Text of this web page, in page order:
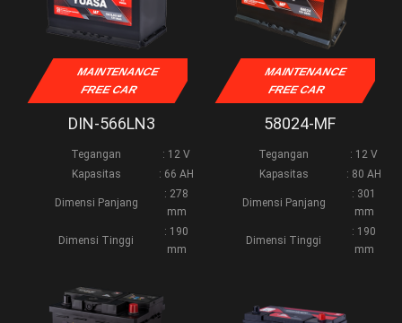
MAINTENANCE
FREE CAR
DIN-566LN3
Tegangan
: 12 V
Kapasitas
: 66 AH
Dimensi Panjang
: 278
mm
Dimensi Tinggi
: 190
mm
MAINTENANCE
FREE CAR
58024-MF
Tegangan
: 12 V
Kapasitas
: 80 AH
Dimensi Panjang
: 301
mm
Dimensi Tinggi
: 190
mm